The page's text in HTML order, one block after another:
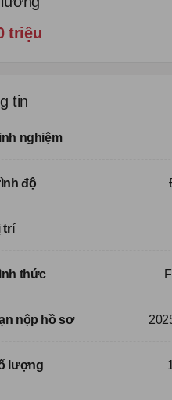
triệu
tin
nghiệm
độ
trí
thức
nộp hồ sơ
lượng